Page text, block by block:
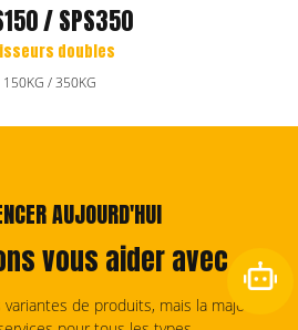
/ SPS350
doubles
150KG / 350KG
AUJOURD'HUI
vous aider avec
de produits, mais la majorité